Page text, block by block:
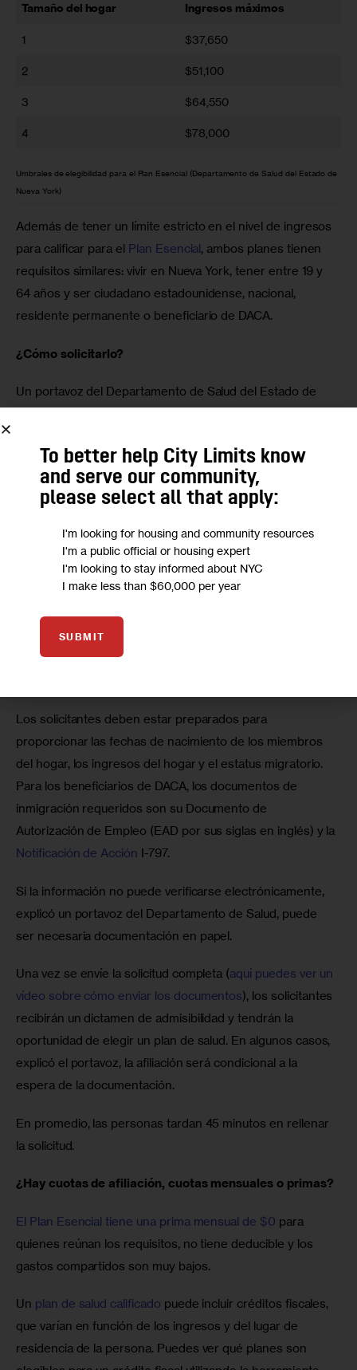
Tamaño del hogar Ingresos máximos
1 $37,650
2 $51,100
3 $64,550
4 $78,000
Umbrales de elegibilidad para el Plan Esencial (Departamento de Salud del Estado de
Nueva York)
Además de tener un límite estricto en el nivel de ingresos
para calificar para el Plan Esencial, ambos planes tienen
requisitos similares: vivir en Nueva York, tener entre 19 y
64 años y ser ciudadano estadounidense, nacional,
residente permanente o beneficiario de DACA.
¿Cómo solicitarlo?
Un portavoz del Departamento de Salud del Estado de
— pueden inscribirse de tres formas:
En línea, visitandonystateofhealth.ny.goveiniciando
Por teléfono, llamando al Centro de Atención al Cliente
del Estado de Salud de Nueva York al 1-855-355-5777
un asistente de inscripción certificado:
info.nystateofhealth.ny.gov/findassistor
Los solicitantes deben estar preparados para
proporcionar las fechas de nacimiento de los miembros
del hogar, los ingresos del hogar y el estatus migratorio.
Para los beneficiarios de DACA, los documentos de
inmigración requeridos son su Documento de
Autorización de Empleo (EAD por sus siglas en inglés) y la
Notificación de Acción I-797.
Si la información no puede verificarse electrónicamente,
explicó un portavoz del Departamento de Salud, puede
ser necesaria documentación en papel.
Una vez se envíe la solicitud completa (aquí puedes ver un
vídeo sobre cómo enviar los documentos), los solicitantes
recibirán un dictamen de admisibilidad y tendrán la
oportunidad de elegir un plan de salud. En algunos casos,
explicó el portavoz, la afiliación será condicional a la
espera de la documentación.
En promedio, las personas tardan 45 minutos en rellenar
la solicitud.
¿Hay cuotas de afiliación, cuotas mensuales o primas?
El Plan Esencial tiene una prima mensual de $0 para
quienes reúnan los requisitos, no tiene deducible y los
gastos compartidos son muy bajos.
Un plan de salud calificado puede incluir créditos fiscales,
que varían en función de los ingresos y del lugar de
residencia de la persona. Puedes ver qué planes son
To better help City Limits know
and serve our community,
please select all that apply:
I'm looking for housing and community resources
I'm a public official or housing expert
I'm looking to stay informed about NYC
I make less than $60,000 per year
SUBMIT